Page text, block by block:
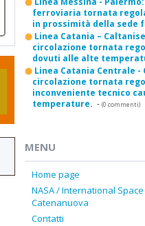
ferroviaria tornata
in prossimità della sede
Linea Catania –
circolazione tornata
dovuti alle alte
Linea Catania Centrale
circolazione tornata
inconveniente tecnico
temperature. - (0 commenti)
MENU
Home page
NASA / International
Catenanuova
Contatti